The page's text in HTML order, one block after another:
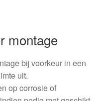
montage
bij voorkeur in een
uit.
op corrosie of